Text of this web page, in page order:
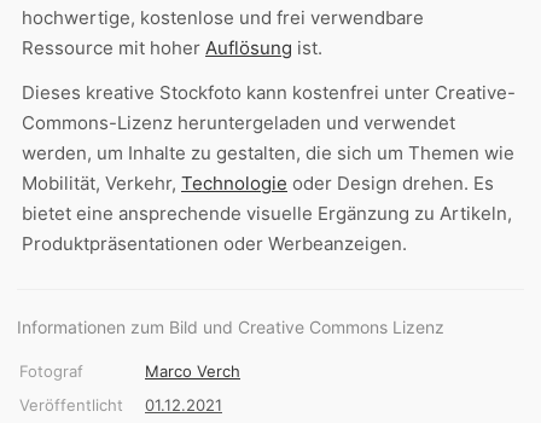
hochwertige, kostenlose und frei verwendbare
Ressource mit hoher Auflösung ist.
Dieses kreative Stockfoto kann kostenfrei unter Creative-
Commons-Lizenz heruntergeladen und verwendet
werden, um Inhalte zu gestalten, die sich um Themen wie
Mobilität, Verkehr, Technologie oder Design drehen. Es
bietet eine ansprechende visuelle Ergänzung zu Artikeln,
Produktpräsentationen oder Werbeanzeigen.
Informationen zum Bild und Creative Commons Lizenz
Fotograf
Marco Verch
Veröffentlicht
01.12.2021